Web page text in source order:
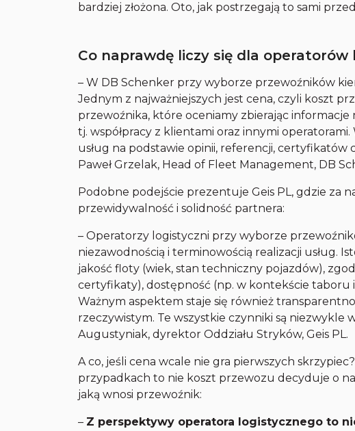
bardziej złożona. Oto, jak postrzegają to sami
Co naprawdę liczy się dla
– W DB Schenker przy wyborze przewoźników
Jednym z najważniejszych jest cena, czyli koszt
przewoźnika, które oceniamy zbierając
tj. współpracy z klientami oraz innymi
usług na podstawie opinii, referencji, certyfikatów
Paweł Grzelak, Head of Fleet Management, DB
Podobne podejście prezentuje Geis PL, gdzie za
przewidywalność i solidność partnera:
– Operatorzy logistyczni przy wyborze
niezawodnością i terminowością realizacji usług.
jakość floty (wiek, stan techniczny pojazdów),
certyfikaty), dostępność (np. w kontekście taboru
Ważnym aspektem staje się również
rzeczywistym. Te wszystkie czynniki są niezwykle
Augustyniak, dyrektor Oddziału Stryków, Geis PL.
A co, jeśli cena wcale nie gra pierwszych
przypadkach to nie koszt przewozu decyduje o
jaką wnosi przewoźnik:
– Z perspektywy operatora logistycznego to